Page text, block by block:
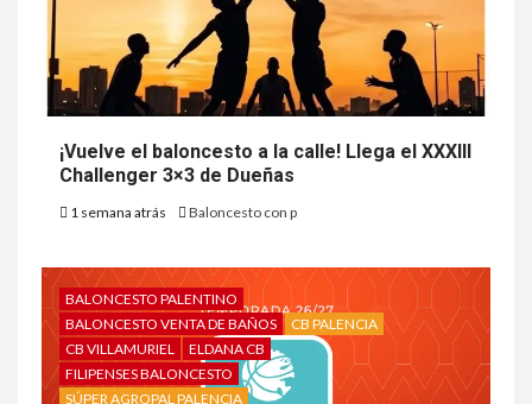
¡Vuelve el baloncesto a la calle! Llega el XXXIII
Challenger 3×3 de Dueñas
1 semana atrás Baloncesto con p
BALONCESTO PALENTINO
BALONCESTO VENTA DE BAÑOS
CB PALENCIA
CB VILLAMURIEL
ELDANA CB
FILIPENSES BALONCESTO
SÚPER AGROPAL PALENCIA